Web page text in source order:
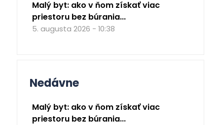
Malý byt: ako v ňom získať viac
priestoru bez búrania...
5. augusta 2026 - 10:38
Nedávne
Malý byt: ako v ňom získať viac
priestoru bez búrania...